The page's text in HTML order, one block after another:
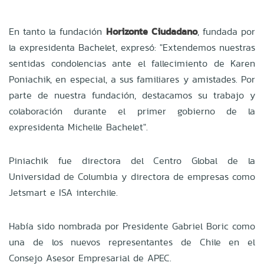
En tanto la fundación Horizonte Ciudadano, fundada por
la expresidenta Bachelet, expresó: "Extendemos nuestras
sentidas condolencias ante el fallecimiento de Karen
Poniachik, en especial, a sus familiares y amistades. Por
parte de nuestra fundación, destacamos su trabajo y
colaboración durante el primer gobierno de la
expresidenta Michelle Bachelet".
Piniachik fue directora del Centro Global de la
Universidad de Columbia y directora de empresas como
Jetsmart e ISA interchile.
Había sido nombrada por Presidente Gabriel Boric como
una de los nuevos representantes de Chile en el
Consejo Asesor Empresarial de APEC.